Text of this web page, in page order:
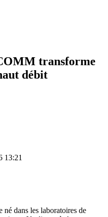
transforme
débit
13:21
né dans les laboratoires de